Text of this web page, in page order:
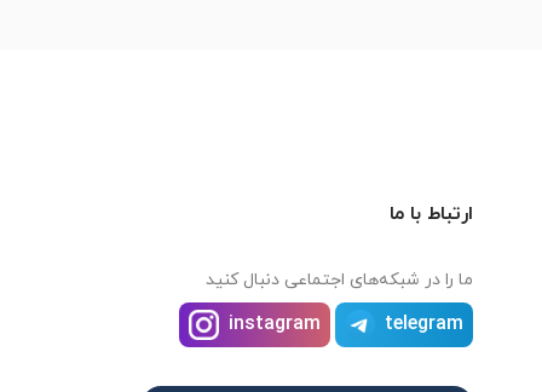
ارتباط با ما
ما را در شبکه‌های اجتماعی دنبال کنید
telegram
instagram